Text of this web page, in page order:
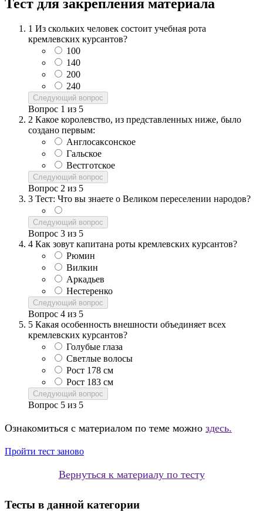
Тест для закрепления материала
1 Из скольких человек состоит учебная рота
кремлевских курсантов?
100
140
200
240
Следующий вопрос
Вопрос 1 из 5
2 Какое королевство, из представленных ниже, было
создано первым:
Англосаксонское
Гальское
Вестготское
Следующий вопрос
Вопрос 2 из 5
3 Тест: Что вы знаете о Великом переселении народов?
Следующий вопрос
Вопрос 3 из 5
4 Как зовут капитана роты кремлевских курсантов?
Рюмин
Вилкин
Аркадьев
Нестеренко
Следующий вопрос
Вопрос 4 из 5
5 Какая особенность внешности объединяет всех
кремлевских курсантов?
Голубые глаза
Светлые волосы
Рост 178 см
Рост 183 см
Следующий вопрос
Вопрос 5 из 5
Ознакомиться с материалом по теме можно здесь.
Пройти тест заново
Вернуться к материалу по тесту
Тесты в данной категории